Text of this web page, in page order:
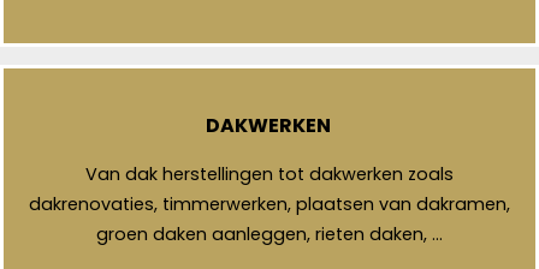
DAKWERKEN
Van dak herstellingen tot dakwerken zoals
dakrenovaties, timmerwerken, plaatsen van dakramen,
groen daken aanleggen, rieten daken, …